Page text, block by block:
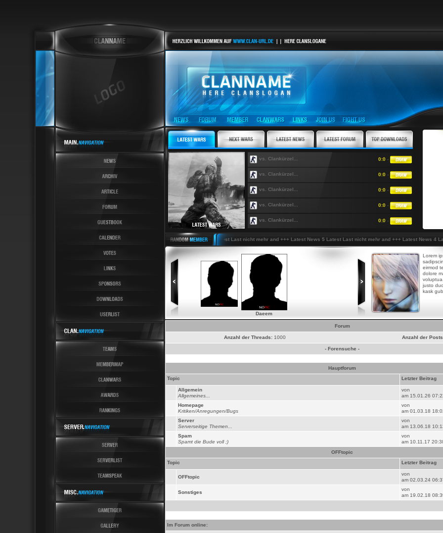
vs. Clankürzel... 0:0-
vs. Clankürzel... 0:0-
vs. Clankürzel... 0:0-
vs. Clankürzel... 0:0-
vs. Clankürzel... 0:0-
Latest News 6 Latest Last nicht mehr and +++Latest News 5 Latest Last nicht mehr and +++Latest News 4
Daeem
Lorem
eirmod
dolore
justo
kask
Forum
Anzahl der Threads:1000 Anzahl der
- Forensuche -
Hauptforum
Topic
Letzter Beitrag
Allgemein
Allgemeines...
von
am 15.01.26
Homepage
Kritiken/Anregungen/Bugs
von
am 01.03.18
Server
Serverseitige Themen...
von
am 13.06.18
Spam
Spamt die Bude voll ;)
von
am 10.11.17
OFFtopic
Topic
Letzter Beitrag
OFFtopic
von
am 02.03.24
Sonstiges
von
am 19.02.18
Im Forum online: